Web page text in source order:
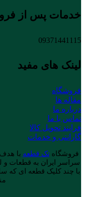
خدمات پس از
09371441115
لینک های مفید
فروشگاه
مقاله ها
درباره ما
تماس با ما
فرایند تحویل کالا
گارانتی و خدمات
فروشگاهتک قطعه با
سراسر ایران به قطعات و
با چند کلیک قطعه ای که